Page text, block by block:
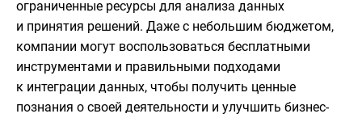
ограниченные ресурсы для анализа данных
и принятия решений. Даже с небольшим бюджетом,
компании могут воспользоваться бесплатными
инструментами и правильными подходами
к интеграции данных, чтобы получить ценные
познания о своей деятельности и улучшить бизнес-